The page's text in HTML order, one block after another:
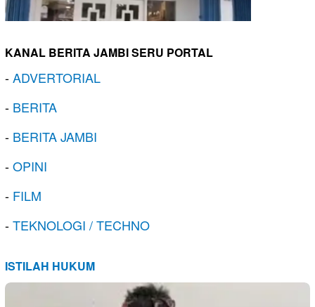
KANAL BERITA JAMBI SERU PORTAL
-ADVERTORIAL
- BERITA
- BERITA JAMBI
-OPINI
- FILM
-TEKNOLOGI / TECHNO
ISTILAH HUKUM